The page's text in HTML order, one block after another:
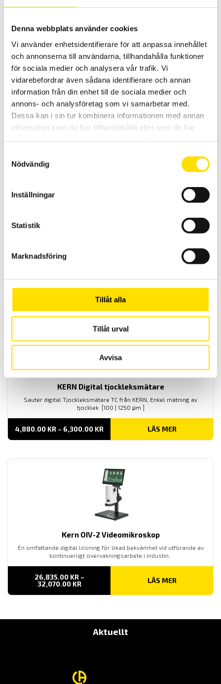
Denna webbplats använder cookies
Vi använder enhetsidentifierare för att anpassa innehållet
och annonserna till användarna, tillhandahålla funktioner
för sociala medier och analysera vår trafik. Vi
vidarebefordrar även sådana identifierare och annan
information från din enhet till de sociala medier och
annons- och analysföretag som vi samarbetar med.
Dessa kan i sin tur kombinera informationen med annan
information som du har tillhandahållit eller som de har
Nödvändig
Inställningar
Statistik
Marknadsföring
Tillåt alla
Tillåt urval
Avvisa
TILL
Referensplattor AHBA-01 för Shore A
Hårdhetsmätare HB från Kern är en robust och mycket prisvärd
hårdhetsmätare för plast [Shore A, Shore D och Shore A0]
1,440.00KR–1,990.00KRPRISINTERVALL:
1,440.00 KR
TILL
1,990.00 KR
LÄS MER
KERN Digital tjockleksmätare
Sauter digital Tjockleksmätare TC från KERN, Enkel mätning av
tjocklek [100 | 1250 μm ]
4,880.00 KR – 6,300.00 KRPRISINTERVALL:
TILL
LÄS MER
Kern OIV-2 Videomikroskop
En omfattande digital lösning för ökad bekvämhet vid utförande av
kontinuerligt övervakningsarbete i industin.
26,835.00 KR –
32,070.00 KRPRISINTERVALL:
TILL
LÄS MER
Aktuellt